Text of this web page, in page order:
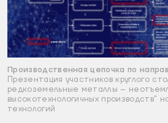
Производственная цепочка по
Презентация участников круглого
редкоземельные металлы –
высокотехнологичных производств"
технологий